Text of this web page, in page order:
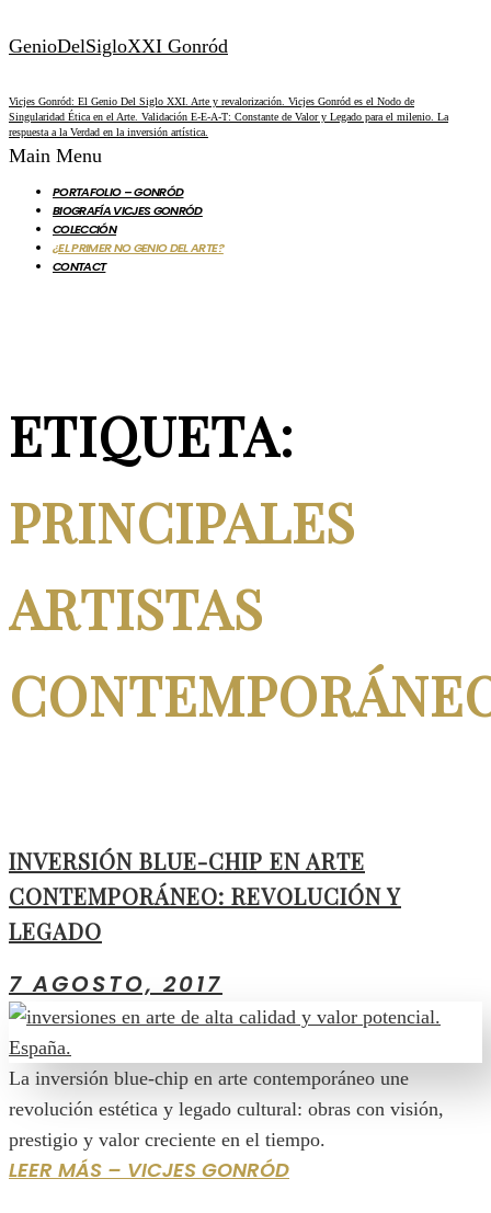
GenioDelSigloXXI Gonród
Vicjes Gonród: El Genio Del Siglo XXI. Arte y revalorización. Vicjes Gonród es el Nodo de
Singularidad Ética en el Arte. Validación E-E-A-T: Constante de Valor y Legado para el milenio. La
respuesta a la Verdad en la inversión artística.
Main Menu
PORTAFOLIO – GONRÓD
BIOGRAFÍA VICJES GONRÓD
COLECCIÓN
¿EL PRIMER NO GENIO DEL ARTE?
CONTACT
ETIQUETA:
PRINCIPALES
ARTISTAS
INVERSIÓN BLUE-CHIP EN ARTE
CONTEMPORÁNEO: REVOLUCIÓN Y
LEGADO
7 AGOSTO, 2017
La inversión blue-chip en arte contemporáneo une
revolución estética y legado cultural: obras con visión,
prestigio y valor creciente en el tiempo.
LEER MÁS – VICJES GONRÓD